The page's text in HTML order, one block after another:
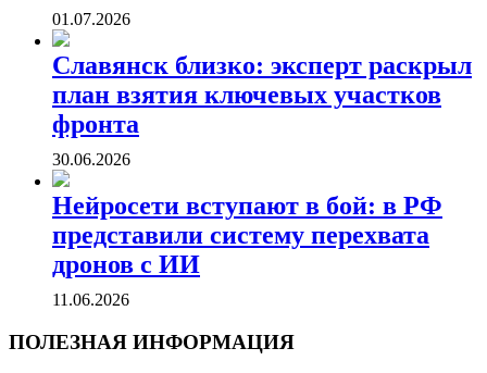
01.07.2026
Славянск близко: эксперт раскрыл
план взятия ключевых участков
фронта
30.06.2026
Нейросети вступают в бой: в РФ
представили систему перехвата
дронов с ИИ
11.06.2026
ПОЛЕЗНАЯ ИНФОРМАЦИЯ